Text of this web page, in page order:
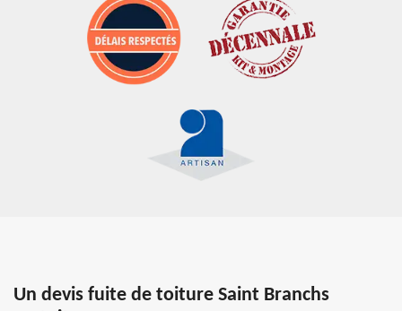
Un devis fuite de toiture Saint Branchs